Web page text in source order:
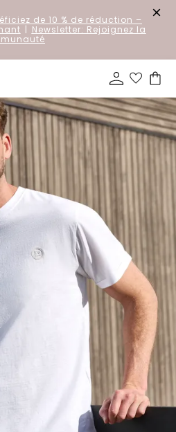
de 10 % de réduction –
| Newsletter: Rejoignez la